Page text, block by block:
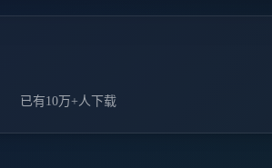
已有10万+人下载